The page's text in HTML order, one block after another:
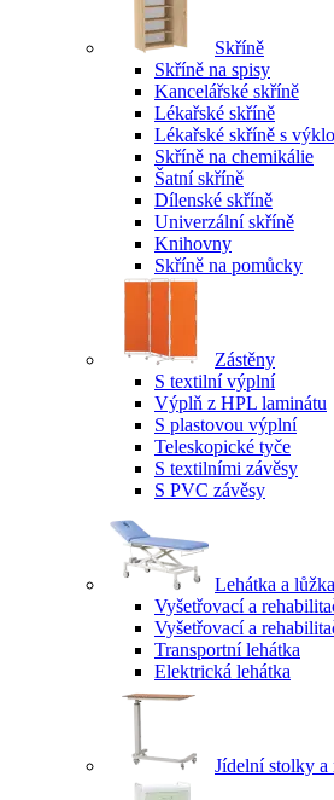
Skříně
Skříně na spisy
Kancelářské skříně
Lékařské skříně
Lékařské skříně s
Skříně na chemikálie
Šatní skříně
Dílenské skříně
Univerzální skříně
Knihovny
Skříně na pomůcky
Zástěny
S textilní výplní
Výplň z HPL laminátu
S plastovou výplní
Teleskopické tyče
S textilními závěsy
S PVC závěsy
Lehátka a lůžka
Vyšetřovací a
Vyšetřovací a
Transportní lehátka
Elektrická lehátka
Jídelní stolky